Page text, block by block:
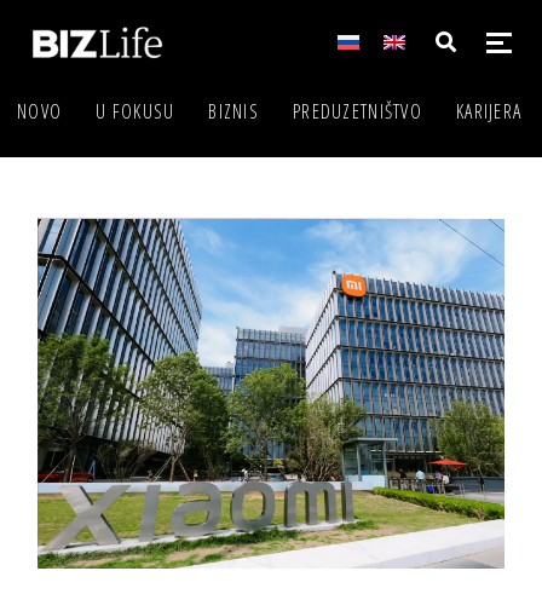
NOVO U FOKUSU BIZNIS PREDUZETNIŠTVO KARIJERA